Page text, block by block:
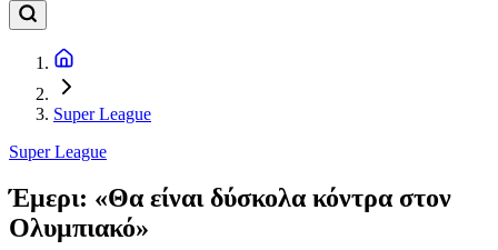
Super League
Super League
Έμερι: «Θα είναι δύσκολα κόντρα στον
Ολυμπιακό»